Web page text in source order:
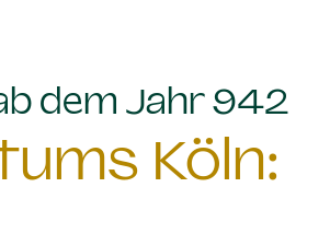
dem Jahr 942
Köln: